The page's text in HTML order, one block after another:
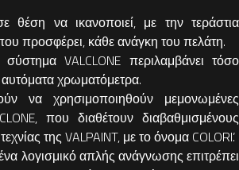
θέση να ικανοποιεί, με την τεράστια
προσφέρει, κάθε ανάγκη του πελάτη.
VALCLONE περιλαμβάνει τόσο
χρωματόμετρα.
να χρησιμοποιηθούν μεμονωμένες
που διαθέτουν διαβαθμισμένους
της VALPAINT, με το όνομα COLORI’.
λογισμικό απλής ανάγνωσης επιτρέπει